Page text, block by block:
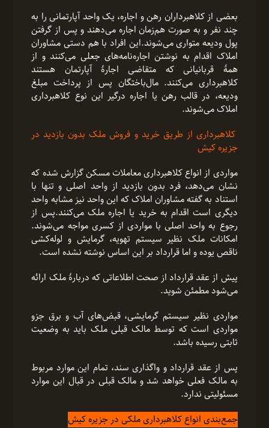
بعضی از کلاهبرداران رهن و اجاره، یک واحد آپارتمانی را به
چند نفر و به صورت هم‌زمان اجاره می‌دهند و پس از گرفتن
پول ودیعه متواری می‌شوند.این افراد با هم دستی مشاوران
املاک اقدام به نوشتن اجاره‌نامه‌های جعلی می‌کنند و از
همۀ قربانیانی که متقاضی اجارۀ آپارتمان هستند
کلاهبرداری می‌کنند. مال‌باختگان پس از پرداخت مبلغ
ودیعه، در قالب رهن یا اجاره درگیر این نوع کلاهبرداری
املاک می‌شوند.
کلاهبرداری از طریق خرید و فروش ملک بدون بازدید در
جزیره کیش
مواردی از انواع کلاهبرداری معاملات مسکن گزارش شده که
نشان می‌دهد، فرد بدون بازدید از واحد اصلی و تنها با
استناد به گفته مشاوران املاک که این واحد نیز مشابه واحد
دیگری است اقدام به خرید یا اجاره ملک می‌کنند.پس از
رجوع به واحد اصلی با مواردی از کسری مواجه می‌شوند.
امکانات ملک نظیر سیستم تهویه، گرمایش و لوله‌کشی
ناقص یوده و اما قرارداد بر این اساس نوشته نشده است.
پیش از عقد قرارداد از صحت اطلاعاتی که دربارۀ ملک ارائه
می‌شود مطمئن شوید.
مواردی نظیر سیستم گرمایشی، قبض‌های آب و برق جزو
مواردی است که توسط مالک قبلی ملک باید به وضعیت
ثابتی رسیده باشد.
پس از عقد قرارداد و واگذاری سند، تمام این موارد مربوط
به مالک فعلی خواهد شد و مالک قبلی در قبال این موارد
مسئولیتی ندارد.
جمع‌بندی انواع کلاهبرداری ملکی در جزیره کیش